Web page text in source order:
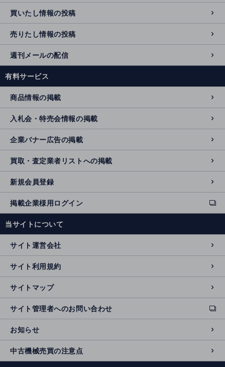
買いたし情報の投稿
売りたし情報の投稿
週刊メールの配信
有料サービス
商品情報の掲載
入札会・特売会情報の掲載
企業バナー広告の掲載
買取・査定業者リストへの掲載
新規会員登録
掲載企業様用ログイン
ext
e
n
al
si
t
e
当サイトについて
サイト運営会社
サイト利用規約
サイトマップ
サイト管理者へのお問い合わせ
ext
e
r
n
al
si
お知らせ
中古機械売買の注意点